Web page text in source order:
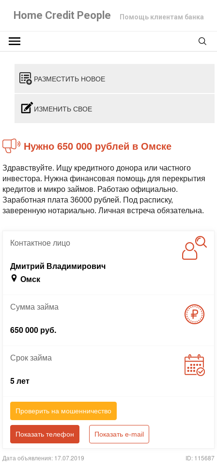
Home Credit People Помощь клиентам банка
РАЗМЕСТИТЬ НОВОЕ
ИЗМЕНИТЬ СВОЕ
Нужно 650 000 рублей в Омске
Здравствуйте. Ищу кредитного донора или частного
инвестора. Нужна финансовая помощь для перекрытия
кредитов и микро займов. Работаю официально.
Заработная плата 36000 рублей. Под расписку,
заверенную нотариально. Личная встреча обязательна.
Контактноелицо
Дмитрий Владимирович
Омск
Суммазайма
650 000 руб.
Срокзайма
5 лет
Проверить на мошенничество
Показать телефон Показать e-mail
Дата объявления: 17.07.2019 ID: 115687